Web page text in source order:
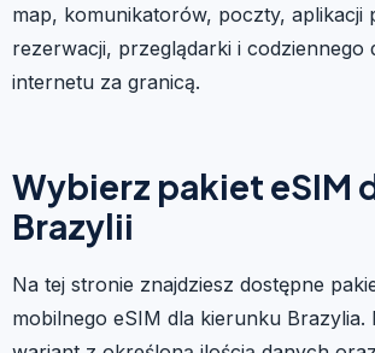
map, komunikatorów, poczty, aplikacji
rezerwacji, przeglądarki i codziennego
internetu za granicą.
Wybierz pakiet eSIM
Brazylii
Na tej stronie znajdziesz dostępne
mobilnego eSIM dla kierunku